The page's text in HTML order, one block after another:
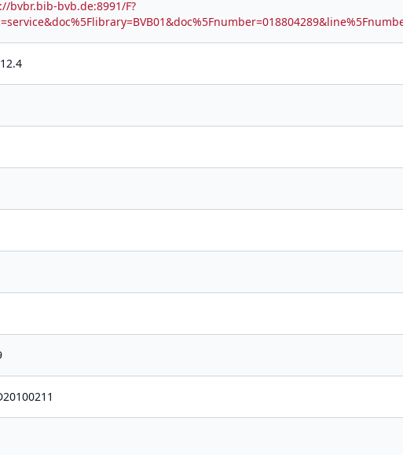
bvbr.bib-bvb.de:8991/F?